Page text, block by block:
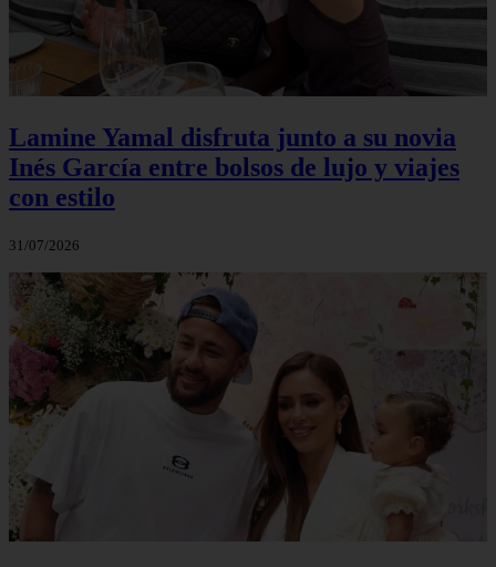
Lamine Yamal disfruta junto a su novia
Inés García entre bolsos de lujo y viajes
con estilo
31/07/2026